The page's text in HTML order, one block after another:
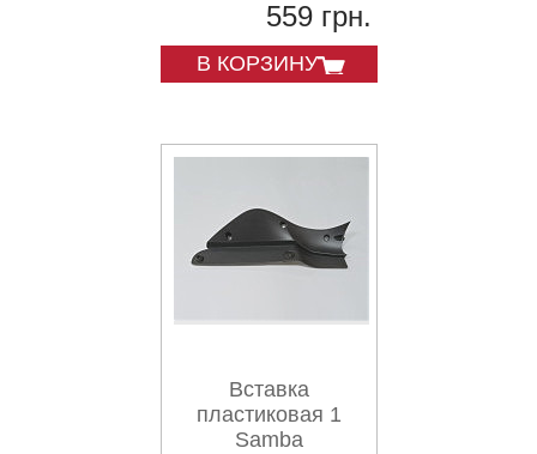
559 грн.
В КОРЗИНУ
Вставка
пластиковая 1
Samba